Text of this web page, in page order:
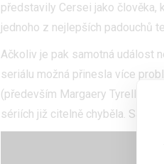
představily Cersei jako člověka,
jednoho z nejlepších padouchů
Ačkoliv je pak samotná událost
seriálu možná přinesla více
(především Margaery Tyrell)
sériích již citelně chyběla.